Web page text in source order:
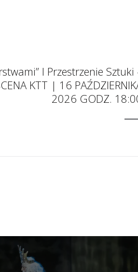
I Przestrzenie Sztuki
KTT | 16
2026 GODZ.